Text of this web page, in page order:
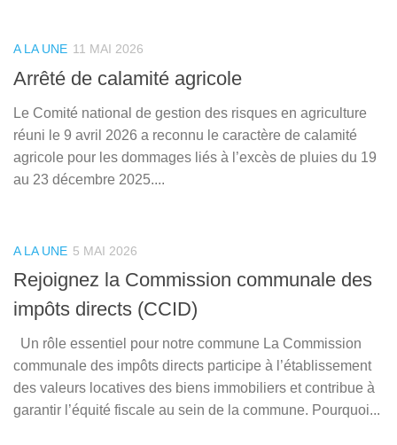
A LA UNE 11 MAI 2026
Arrêté de calamité agricole
Le Comité national de gestion des risques en agriculture
réuni le 9 avril 2026 a reconnu le caractère de calamité
agricole pour les dommages liés à l’excès de pluies du 19
au 23 décembre 2025....
A LA UNE 5 MAI 2026
Rejoignez la Commission communale des
impôts directs (CCID)
Un rôle essentiel pour notre commune La Commission
communale des impôts directs participe à l’établissement
des valeurs locatives des biens immobiliers et contribue à
garantir l’équité fiscale au sein de la commune. Pourquoi...